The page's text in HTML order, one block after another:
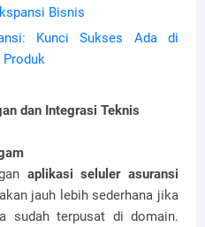
Bisnis
Kunci Sukses Ada di
Produk
dan Integrasi Teknis
aplikasi seluler asuransi
jauh lebih sederhana jika
sudah terpusat di domain.